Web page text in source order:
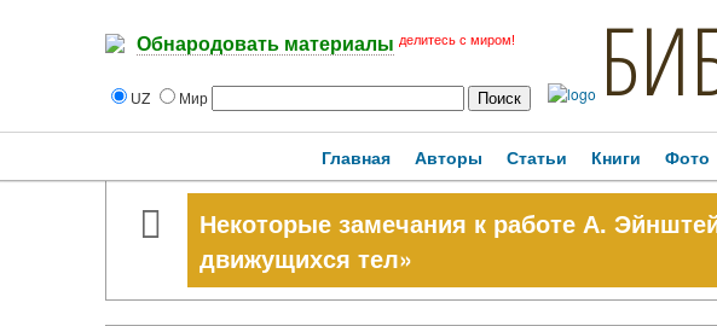
Обнародовать материалы делитесь с миром!
UZ Мир
Главная Авторы Статьи Книги Фото
Некоторые замечания к работе А.
движущихся тел»